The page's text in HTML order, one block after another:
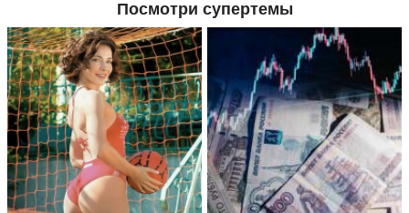
Посмотри супертемы